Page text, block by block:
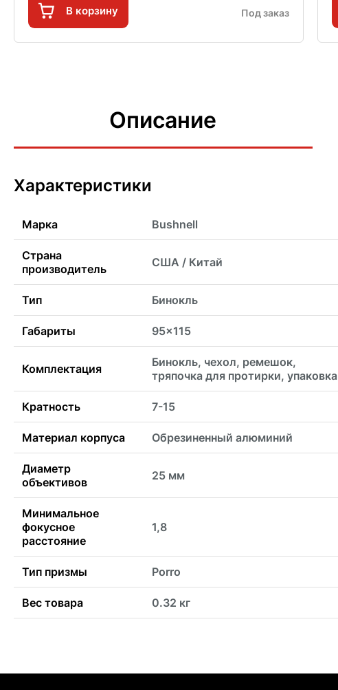
В корзину Под заказ
Описание
Характеристики
Марка Bushnell
Страна
производитель
США / Китай
Тип Бинокль
Габариты 95x115
Комплектация
Бинокль, чехол, ремешок,
тряпочка для протирки, упаковка
Кратность 7-15
Материал корпуса Обрезиненный алюминий
Диаметр
объективов
25 мм
Минимальное
фокусное
расстояние
1,8
Тип призмы Porro
Вес товара 0.32 кг